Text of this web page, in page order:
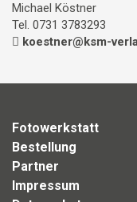
Michael Köstner
Tel. 0731 3783293
koestner@ksm-
Fotowerkstatt
Bestellung
Partner
Impressum